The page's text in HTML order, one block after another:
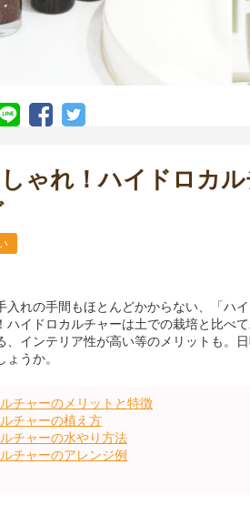
ゃれ！ハイドロカ
入れの手間もほとんどかからない、「ハ
ハイドロカルチャーは土での栽培と比べ
、インテリア性が高い等のメリットも。
うか。
チャーのメリットと特徴
チャーの植え方
チャーの水やり方法
チャーのアレンジ例